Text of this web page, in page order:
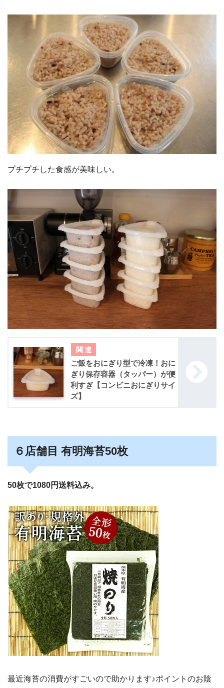
プチプチした食感が美味しい。
ご飯をおにぎり型で冷凍！おに
ぎり保存容器（タッパー）が便
利すぎ【コンビニおにぎりサイ
ズ】
６店舗目 有明海苔50枚
50枚で1080円送料込み。
最近海苔の消費がすごいので助かります♪ポイントのお陰